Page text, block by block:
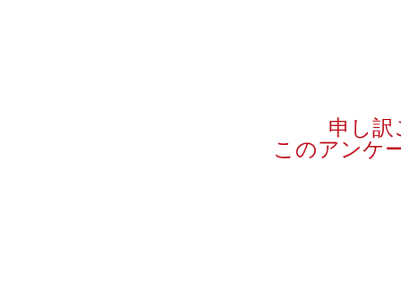
申し訳
このアンケ